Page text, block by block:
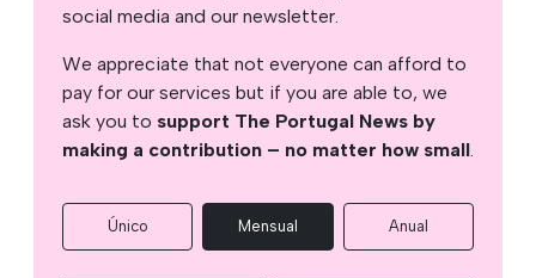
social media and our newsletter.
We appreciate that not everyone can afford to
pay for our services but if you are able to, we
ask you to support The Portugal News by
making a contribution – no matter how small.
Único Mensual Anual